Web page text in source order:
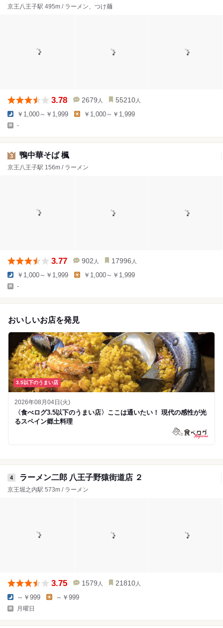
京王八王子駅 495m / ラーメン、つけ麺
3.78 2679 人 55210 人
￥1,000～￥1,999 ￥1,000～￥1,999
-
3 鴨中華そば 楓
京王八王子駅 156m / ラーメン
3.77 902 人 17996 人
￥1,000～￥1,999 ￥1,000～￥1,999
-
おいしいお店を発見
3.5以下のうまい店
2026年08月04日(火)
〈食べログ3.5以下のうまい店〉ここは通いたい！ 現代の感性が光
るスペイン郷土料理
4 ラーメン二郎 八王子野猿街道店 ２
京王堀之内駅 573m / ラーメン
3.75 1579 人 21810 人
～￥999 ～￥999
月曜日